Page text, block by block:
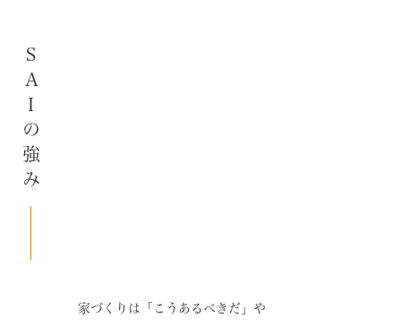
SAIの強み
家づくりは「こうあるべきだ」や